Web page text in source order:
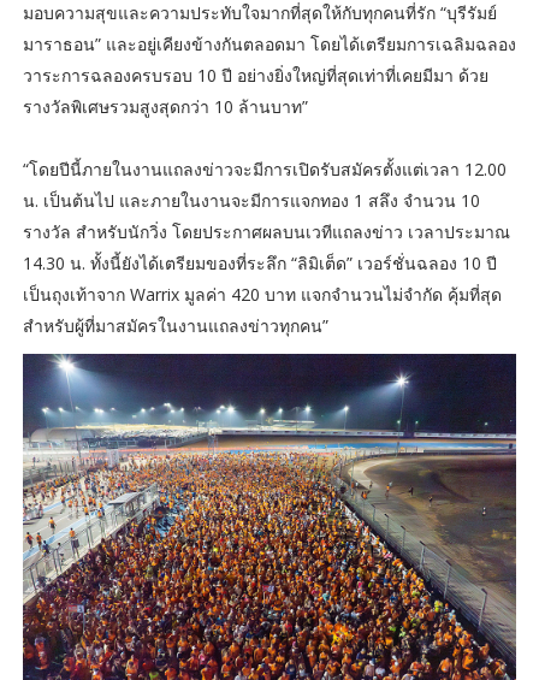
มอบความสุขและความประทับใจมากที่สุดให้กับทุกคนที่รัก “บุรีรัมย์
มาราธอน” และอยู่เคียงข้างกันตลอดมา โดยได้เตรียมการเฉลิมฉลอง
วาระการฉลองครบรอบ 10 ปี อย่างยิ่งใหญ่ที่สุดเท่าที่เคยมีมา ด้วย
รางวัลพิเศษรวมสูงสุดกว่า 10 ล้านบาท”
“โดยปีนี้ภายในงานแถลงข่าวจะมีการเปิดรับสมัครตั้งแต่เวลา 12.00
น. เป็นต้นไป และภายในงานจะมีการแจกทอง 1 สลึง จำนวน 10
รางวัล สำหรับนักวิ่ง โดยประกาศผลบนเวทีแถลงข่าว เวลาประมาณ
14.30 น. ทั้งนี้ยังได้เตรียมของที่ระลึก “ลิมิเต็ด” เวอร์ชั่นฉลอง 10 ปี
เป็นถุงเท้าจาก Warrix มูลค่า 420 บาท แจกจำนวนไม่จำกัด คุ้มที่สุด
สำหรับผู้ที่มาสมัครในงานแถลงข่าวทุกคน”